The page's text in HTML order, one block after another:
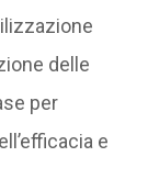
delle
per
e